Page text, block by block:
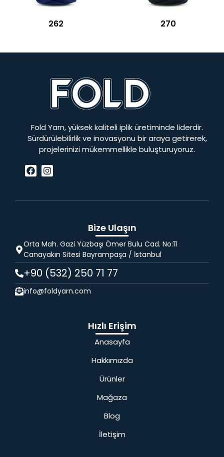
262 270
Fold Yarn, yüksek kaliteli iplik üretiminde liderdir.
Sürdürülebilirlik ve inovasyonu bir araya getirerek,
projelerinizi mükemmellikle buluşturuyoruz.
Bize Ulaşın
Orta Mah. Gazi Yüzbaşı Ömer Bulu Cad. No:11
Canayakın Sitesi Bayrampaşa / İstanbul
+90 (532) 250 71 77
info@foldyarn.com
Hızlı Erişim
Anasayfa
Hakkımızda
Ürünler
Mağaza
Blog
İletişim